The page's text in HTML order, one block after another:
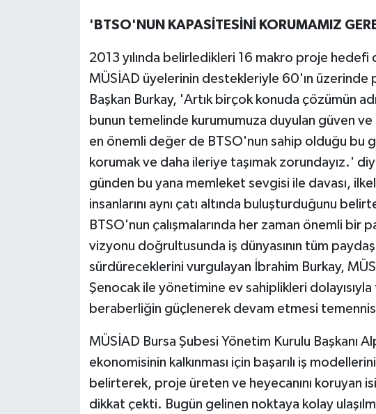
'BTSO'NUN KAPASİTESİNİ KORUMAMIZ
2013 yılında belirledikleri 16 makro proje
MÜSİAD üyelerinin destekleriyle 60'ın
Başkan Burkay, 'Artık birçok konuda çözümün
bunun temelinde kurumumuza duyulan güven
en önemli değer de BTSO'nun sahip olduğu bu
korumak ve daha ileriye taşımak zorundayız.'
günden bu yana memleket sevgisi ile davası,
insanlarını aynı çatı altında buluşturduğunu
BTSO'nun çalışmalarında her zaman önemli
vizyonu doğrultusunda iş dünyasının tüm
sürdüreceklerini vurgulayan İbrahim Burkay,
Şenocak ile yönetimine ev sahiplikleri
beraberliğin güçlenerek devam etmesi
MÜSİAD Bursa Şubesi Yönetim Kurulu Başkanı
ekonomisinin kalkınması için başarılı iş
belirterek, proje üreten ve heyecanını koruyan
dikkat çekti. Bugün gelinen noktaya kolay